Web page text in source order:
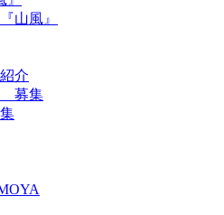
風』
介
募集